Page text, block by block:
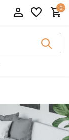
0